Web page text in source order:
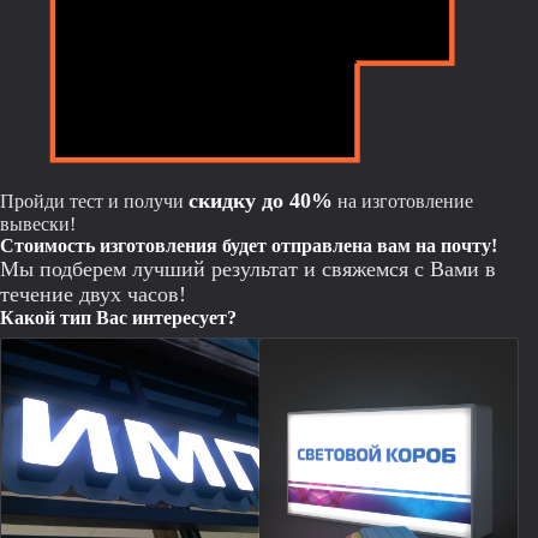
Пройди тест и получи скидку до 40% на изготовление
вывески!
Cтоимость изготовления будет отправлена вам на почту!
Мы подберем лучший результат и свяжемся с Вами в
течение двух часов!
Какой тип Вас интересует?